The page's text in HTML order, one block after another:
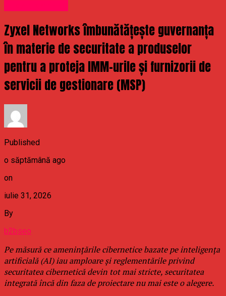
Zyxel Networks îmbunătățește guvernanța
în materie de securitate a produselor
pentru a proteja IMM-urile și furnizorii de
servicii de gestionare (MSP)
Published
o săptămână ago
on
iulie 31, 2026
By
b2bseo
Pe măsură ce amenințările cibernetice bazate pe inteligența
artificială (AI) iau amploare și reglementările privind
securitatea cibernetică devin tot mai stricte, securitatea
integrată încă din faza de proiectare nu mai este o alegere.